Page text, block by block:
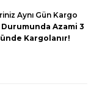
Aynı Gün Kargo
Azami 3
Kargolanır!